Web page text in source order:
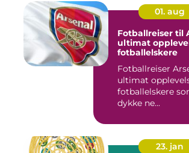
01. aug
Fotballreiser til
ultimat
fotballelskere
Fotballreiser
ultimat
fotballelskere
dykke ne...
23. jan